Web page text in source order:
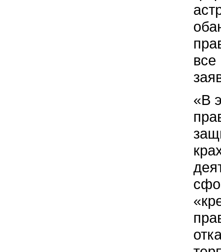
все
«В